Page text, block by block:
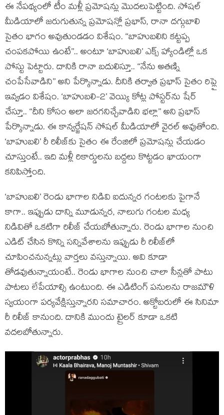
ఈ నేపథ్యంలో టీం మళ్లీ ప్రమోషన్లు మొదలుపెట్టింది. సోషల్
మీడియాలో జరుగుతున్న ప్రమోషన్లో ప్రభాస్, రానా దగ్గుబాలి
సైతం భాగం అవుతుండడం విశేషం. ‘‘బాహుబలిని కట్టప్ప
చంపకపోయి ఉంటే’’.. అంటూ ‘బాహుబలి’ ఎక్స్ హ్యాండిల్లో ఒక
పోస్టు పెట్టారు. దానికి రానా బదులిస్తూ.. ‘‘నేను అతణ్ని
చంపేసేవాడిని’’ అని పేర్కొన్నాడు. దీనికి తర్వాత ప్రభాస్ సైతం రిప్లై
ఇవ్వడం విశేషం. ‘బాహుబలి-2’ వెయ్యి కోట్ల పోస్టర్‌ను షేర్
చేస్తూ.. ‘‘దీని కోసం అలా జరగనిచ్చేవాడిని భల్లా’’ అని ప్రభాస్
పేర్కొన్నాడు. ఈ కాన్వర్జేషన్ సోషల్ మీడియాలో వైరల్ అవుతోంది.
‘బాహుబలి’ రీ రిలీజ్‌కు సైతం ఈ రేంజిలో ప్రమోషన్లు చేయడం
చూస్తుంటే.. ఇది మళ్లీ రికార్డులను బద్దలు కొట్టడం ఖాయంగా
కనిపిస్తోంది.
‘బాహుబలి’ రెండు భాగాల నిడివి ఐదున్నర గంటలకు పైగానే
కాగా.. ఇప్పుడు దాన్ని మూడున్నర, నాలుగు గంటల మధ్య
నిడివితో ఒకటిగా రిలీజ్ చేయబోతున్నారు. రెండు భాగాల నుంచి
ఎడిట్ చేసిన కొన్ని సన్నివేశాలను ఇప్పుడు రీ రిలీజ్‌లో
చూపించనున్నట్లు వార్తలు వస్తున్నాయి. అవి కూడా
తోడవుతున్నాయంటే.. రెండు భాగాల నుంచి చాలా సీన్లతో పాటు
పాటలు లేపేయాల్సి ఉంటుంది. ఈ ఎడిటింగ్ పనులను రాజమౌళి
స్వయంగా పర్యవేక్షిస్తున్నారని సమాచారం. అక్టోబరులో ఈ సినిమా
రీ రిలీజ్ కానుంది. దానికి ముందు ట్రైలర్ కూడా ఒకటి
వదలబోతున్నారు.